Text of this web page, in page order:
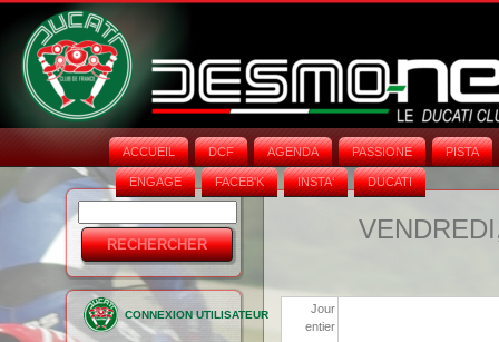
ACCUEIL DCF AGENDA PASSIONE PISTA
ENGAGE FACEB'K INSTA‘ DUCATI
Formulaire
de
recherche
CONNEXION UTILISATEUR
Jour
entier